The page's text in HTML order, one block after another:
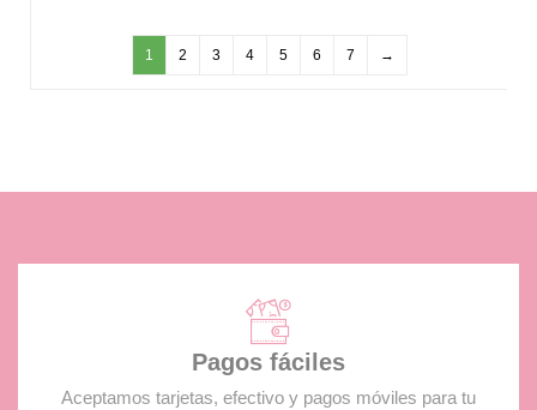
1 2 3 4 5 6 7 →
Pagos fáciles
Aceptamos tarjetas, efectivo y pagos móviles para tu